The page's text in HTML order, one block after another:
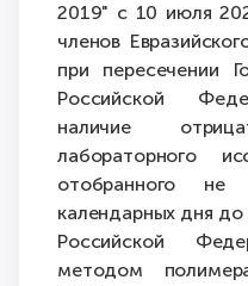
2019" с 10 июля
членов
при пересечении
Российской
наличие
лабораторного
отобранного
календарных дня
Российской
методом